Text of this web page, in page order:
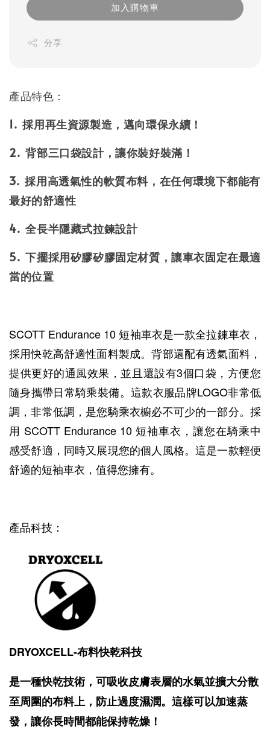
加入購物車
分享
產品特色：
1. 採用再生資源製造，邁向環保永續！
2. 背部三口袋設計，讓你裝好裝滿！
3. 採用高透氣性的軟質布料，在任何環境下都能有
最好的舒適性
4. 全長半隱藏式拉鍊設計
5. 下擺採用矽膠矽膠固定材質，讓車衣固定在最適
當的位置
SCOTT Endurance 10 短袖車衣是一款全拉鍊車衣，
採用快乾高舒適性面料製成。背部還配有透氣面料，
提供更好的通風效果，並且還設有3個口袋，方便您
隨身攜帶日常騎乘裝備。這款衣服品牌LOGO非常低
調，非常低調，是您騎乘衣櫥必不可少的一部分。採
用 SCOTT Endurance 10 短袖車衣，讓您在騎乘中
感受舒適，同時又展現您的個人風格。這是一款輕便
舒適的短袖車衣，值得您擁有。
產品科技：
DRYOXCELL-布料快乾科技
是一種快乾技術，可吸收皮膚表層的水氣並擴大分散
至周圍的布料上，防止過度濕潤。這樣可以加速蒸
發，讓你長時間都能保持乾燥！